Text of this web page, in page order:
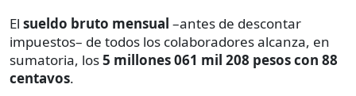
El sueldo bruto mensual –antes de descontar
impuestos– de todos los colaboradores alcanza, en
sumatoria, los5 millones 061 mil 208 pesos con 88
centavos.